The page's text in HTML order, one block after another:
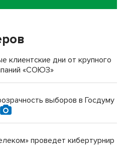
новосибирском селе лошади
срок за избиение врачей
с женой вошли в топ-16
клиентские дни от крупного
«СОЮЗ»
выборов в Госдуму
проведет кибертурнир